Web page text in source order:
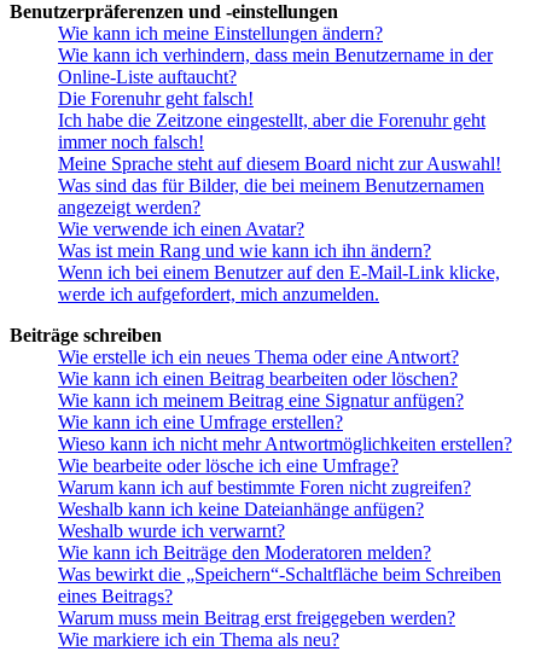
Benutzerpräferenzen und -einstellungen
Wie kann ich meine Einstellungen ändern?
Wie kann ich verhindern, dass mein Benutzername in der
Online-Liste auftaucht?
Die Forenuhr geht falsch!
Ich habe die Zeitzone eingestellt, aber die Forenuhr geht
immer noch falsch!
Meine Sprache steht auf diesem Board nicht zur Auswahl!
Was sind das für Bilder, die bei meinem Benutzernamen
angezeigt werden?
Wie verwende ich einen Avatar?
Was ist mein Rang und wie kann ich ihn ändern?
Wenn ich bei einem Benutzer auf den E-Mail-Link klicke,
werde ich aufgefordert, mich anzumelden.
Beiträge schreiben
Wie erstelle ich ein neues Thema oder eine Antwort?
Wie kann ich einen Beitrag bearbeiten oder löschen?
Wie kann ich meinem Beitrag eine Signatur anfügen?
Wie kann ich eine Umfrage erstellen?
Wieso kann ich nicht mehr Antwortmöglichkeiten erstellen?
Wie bearbeite oder lösche ich eine Umfrage?
Warum kann ich auf bestimmte Foren nicht zugreifen?
Weshalb kann ich keine Dateianhänge anfügen?
Weshalb wurde ich verwarnt?
Wie kann ich Beiträge den Moderatoren melden?
Was bewirkt die „Speichern“-Schaltfläche beim Schreiben
eines Beitrags?
Warum muss mein Beitrag erst freigegeben werden?
Wie markiere ich ein Thema als neu?